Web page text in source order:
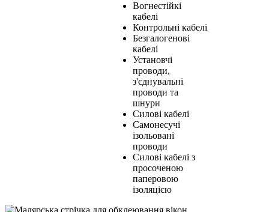
Вогнестійкі
кабелі
Контрольні кабелі
Безгалогенові
кабелі
Установчі
проводи,
з'єднувальні
проводи та
шнури
Силові кабелі
Самонесучі
ізольовані
проводи
Силові кабелі з
просоченою
паперовою
ізоляцією